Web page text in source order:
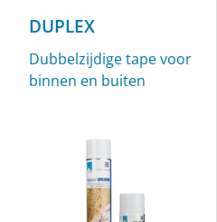
DUPLEX
Dubbelzijdige tape voor
binnen en buiten